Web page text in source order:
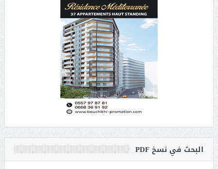
البحث في نسخ PDF